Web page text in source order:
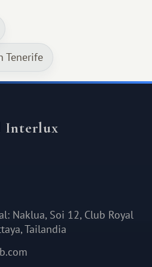
Tenerife
Interlux
Naklua, Soi 12, Club Royal
Tailandia